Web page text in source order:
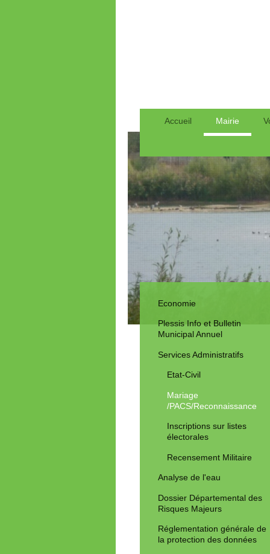
Accueil Mairie
Economie
Plessis Info et Bulletin
Municipal Annuel
Services Administratifs
Etat-Civil
Mariage
/PACS/Reconnaissance
Inscriptions sur listes
électorales
Recensement Militaire
Analyse de l'eau
Dossier Départemental des
Risques Majeurs
Réglementation générale de
la protection des données